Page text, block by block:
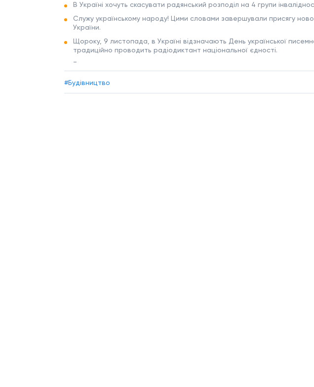
В Україні хочуть скасувати радянський розподіл на 4 групи
Служу українському народу! Цими словами завершували присягу
України.
Щороку, 9 листопада, в Україні відзначають День української
традиційно проводить радіодиктант національної єдності.
#Будівництво